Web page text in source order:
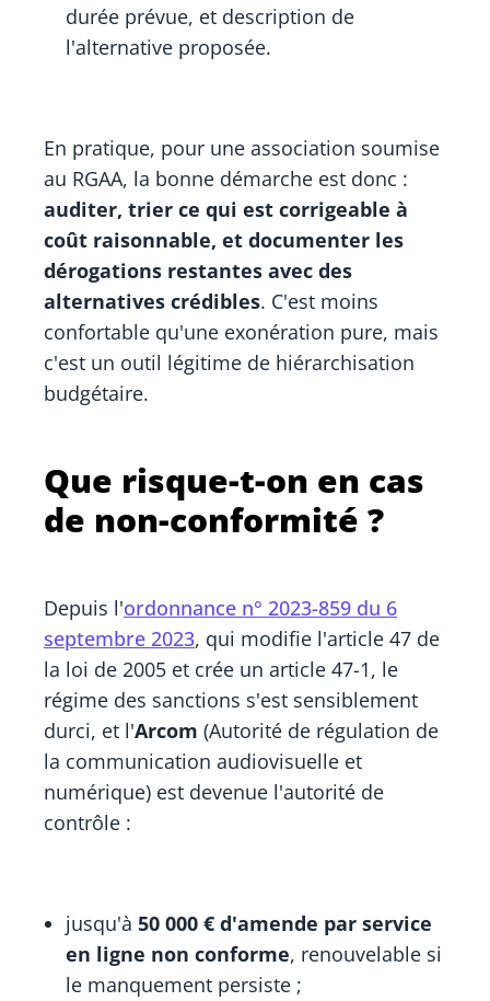
durée prévue, et description de
l'alternative proposée.
En pratique, pour une association soumise
au RGAA, la bonne démarche est donc :
auditer, trier ce qui est corrigeable à
coût raisonnable, et documenter les
dérogations restantes avec des
alternatives crédibles. C'est moins
confortable qu'une exonération pure, mais
c'est un outil légitime de hiérarchisation
budgétaire.
Que risque-t-on en cas
de non-conformité ?
Depuis l'ordonnance n° 2023-859 du 6
septembre 2023, qui modifie l'article 47 de
la loi de 2005 et crée un article 47-1, le
régime des sanctions s'est sensiblement
durci, et l'Arcom (Autorité de régulation de
la communication audiovisuelle et
numérique) est devenue l'autorité de
contrôle :
jusqu'à 50 000 € d'amende par service
en ligne non conforme, renouvelable si
le manquement persiste ;